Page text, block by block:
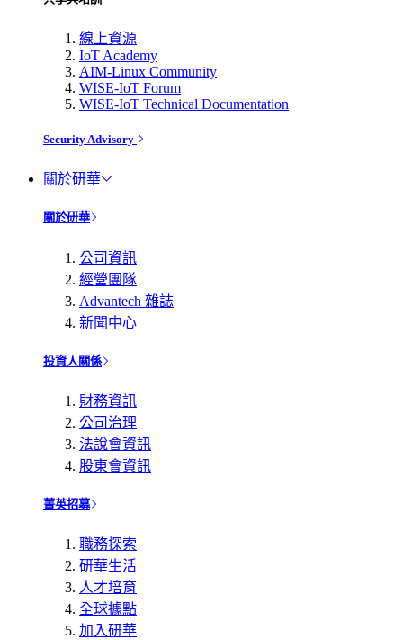
線上資源
IoT Academy
AIM-Linux Community
WISE-IoT Forum
WISE-IoT Technical Documentation
Security Advisory
關於研華
關於研華
公司資訊
經營團隊
Advantech 雜誌
新聞中心
投資人關係
財務資訊
公司治理
法說會資訊
股東會資訊
菁英招募
職務探索
研華生活
人才培育
全球據點
加入研華